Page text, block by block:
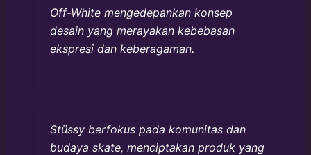
Off-White mengedepankan konsep
desain yang merayakan kebebasan
ekspresi dan keberagaman.
Stüssy berfokus pada komunitas dan
budaya skate, menciptakan produk yang